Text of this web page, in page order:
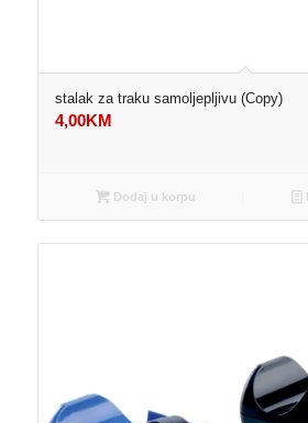
stalak za traku samoljepljivu (Copy)
4,00KM
Dodaj u korpu